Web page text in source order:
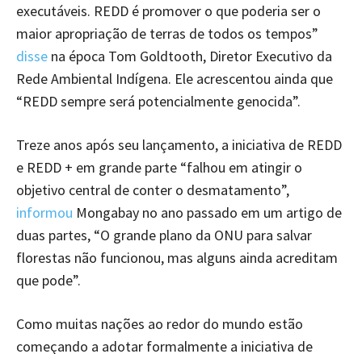
executáveis. REDD é promover o que poderia ser o
maior apropriação de terras de todos os tempos”
disse na época Tom Goldtooth, Diretor Executivo da
Rede Ambiental Indígena. Ele acrescentou ainda que
“REDD sempre será potencialmente genocida”.
Treze anos após seu lançamento, a iniciativa de REDD
e REDD + em grande parte “falhou em atingir o
objetivo central de conter o desmatamento”,
informou Mongabay no ano passado em um artigo de
duas partes, “O grande plano da ONU para salvar
florestas não funcionou, mas alguns ainda acreditam
que pode”.
Como muitas nações ao redor do mundo estão
começando a adotar formalmente a iniciativa de